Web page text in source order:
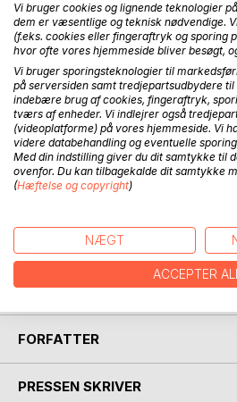
BESKRIVELSE
Bogen er til dig, der interesserer
i hverdagstempo og mundrette
Du får 200 powerfulde, (k)ærlige
bruge til refleksion og
midt mellem frikadeller, vasketøj,
Spørgsmålene er inddelt i 6
coachingens basis værktøjer,
Forord af Sofia Manning.
FORFATTER
PRESSEN SKRIVER
Vi bruger cookies og lignende teknologier
dem er væsentlige og teknisk nødvendige.
(f.eks. cookies eller fingeraftryk og sporing
hvor ofte vores hjemmeside bliver besøgt,
Vi bruger sporingsteknologier til
på serversiden samt tredjepartsudbydere
indebære brug af cookies, fingeraftryk,
tværs af enheder. Vi indlejrer også
(videoplatforme) på vores hjemmeside. Vi
videre databehandling og eventuelle
Med din indstilling giver du dit samtykke til
ovenfor. Du kan tilbagekalde dit samtykke
(Hæftelse og copyright)
NÆGT
ACCEPTER